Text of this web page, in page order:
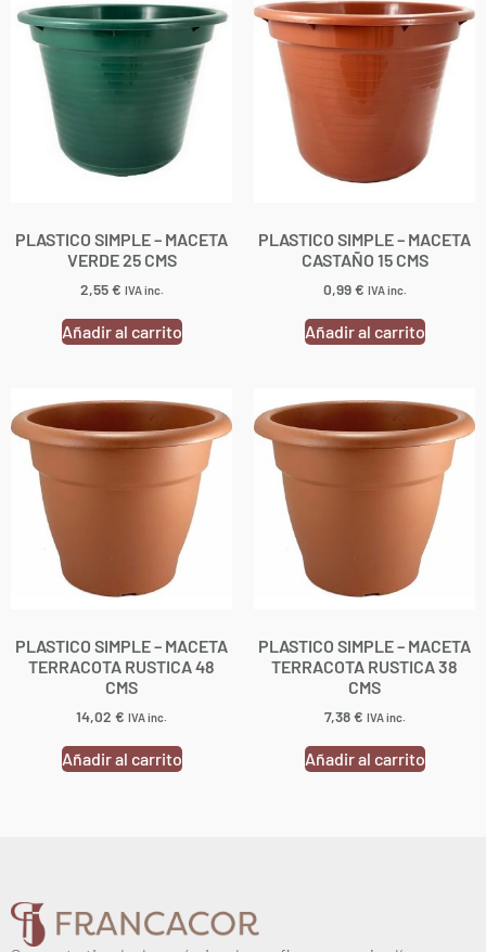
PLASTICO SIMPLE – MACETA
VERDE 25 CMS
2,55€ IVA inc.
Añadir al carrito
PLASTICO SIMPLE – MACETA
CASTAÑO 15 CMS
0,99€ IVA inc.
Añadir al carrito
PLASTICO SIMPLE – MACETA
TERRACOTA RUSTICA 48
CMS
14,02 € IVA inc.
Añadir al carrito
PLASTICO SIMPLE – MACETA
TERRACOTA RUSTICA 38
CMS
7,38€ IVA inc.
Añadir al carrito